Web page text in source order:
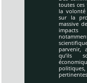
toutes ces
la
sur la
massive
parvenir,
qu’ils